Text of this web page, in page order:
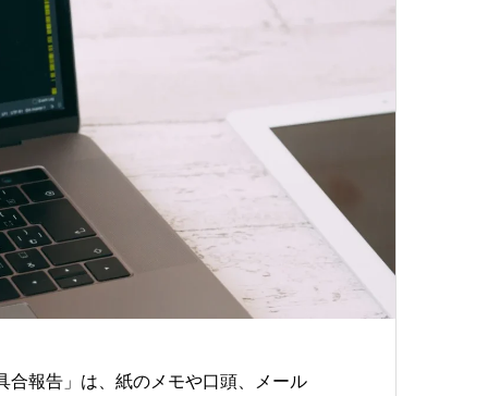
報告」は、紙のメモや口頭、メール